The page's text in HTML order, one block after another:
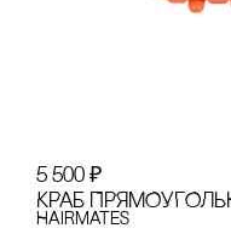
5 500 ₽
КРАБ
Hairmates